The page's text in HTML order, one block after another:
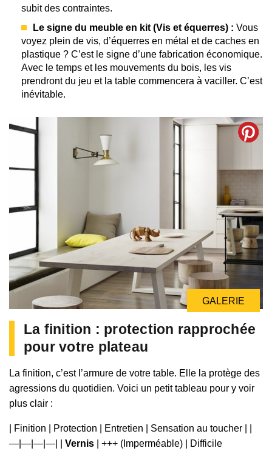
subit des contraintes.
Le signe du meuble en kit (Vis et équerres) : Vous
voyez plein de vis, d’équerres en métal et de caches en
plastique ? C’est le signe d’une fabrication économique.
Avec le temps et les mouvements du bois, les vis
prendront du jeu et la table commencera à vaciller. C’est
inévitable.
GALERIE
La finition : protection rapprochée
pour votre plateau
La finition, c’est l’armure de votre table. Elle la protège des
agressions du quotidien. Voici un petit tableau pour y voir
plus clair :
| Finition | Protection | Entretien | Sensation au toucher | |
—|—|—|—| | Vernis | +++ (Imperméable) | Difficile